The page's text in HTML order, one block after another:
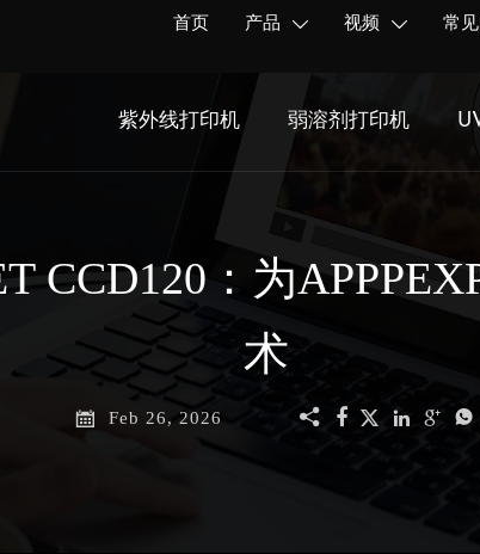
首页 产品  视频  常
紫外线打印机 弱溶剂打印机
CCD120：为
术
 Feb 26, 2026      